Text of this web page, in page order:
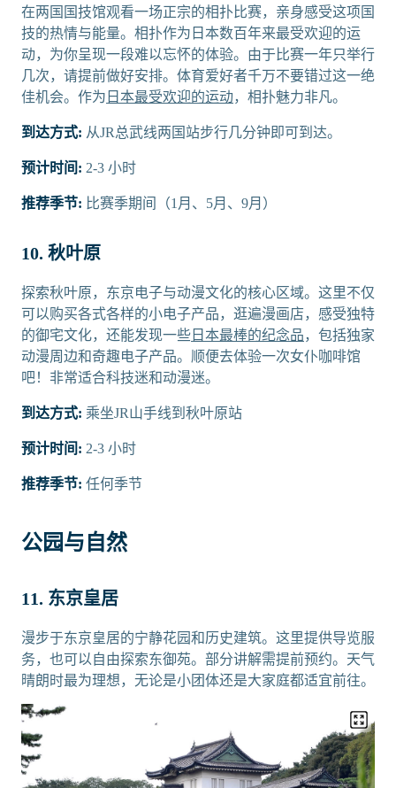
在两国国技馆观看一场正宗的相扑比赛，亲身感受这项国
技的热情与能量。相扑作为日本数百年来最受欢迎的运
动，为你呈现一段难以忘怀的体验。由于比赛一年只举行
几次，请提前做好安排。体育爱好者千万不要错过这一绝
佳机会。作为 日本最受欢迎的运动，相扑魅力非凡。
到达方式: 从JR总武线两国站步行几分钟即可到达。
预计时间: 2-3 小时
推荐季节: 比赛季期间（1月、5月、9月）
10. 秋叶原
探索秋叶原，东京电子与动漫文化的核心区域。这里不仅
可以购买各式各样的小电子产品，逛遍漫画店，感受独特
的御宅文化，还能发现一些 日本最棒的纪念品，包括独家
动漫周边和奇趣电子产品。顺便去体验一次女仆咖啡馆
吧！非常适合科技迷和动漫迷。
到达方式: 乘坐JR山手线到秋叶原站
预计时间: 2-3 小时
推荐季节: 任何季节
公园与自然
11. 东京皇居
漫步于东京皇居的宁静花园和历史建筑。这里提供导览服
务，也可以自由探索东御苑。部分讲解需提前预约。天气
晴朗时最为理想，无论是小团体还是大家庭都适宜前往。